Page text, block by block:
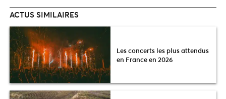
ACTUS SIMILAIRES
Les concerts les plus attendus
en France en 2026